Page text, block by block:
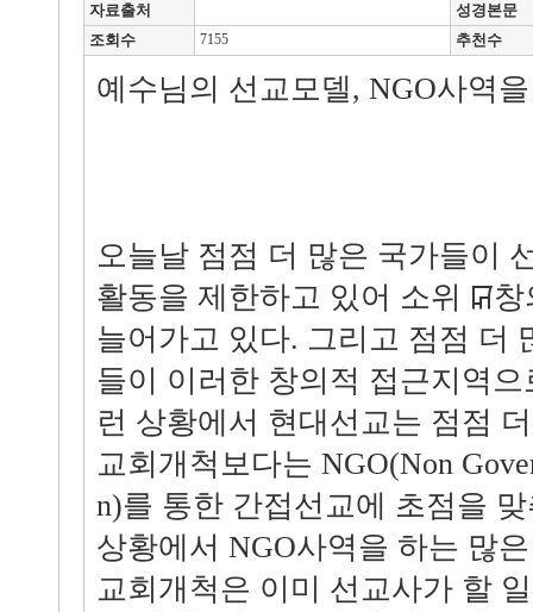
자료출처
성경본문
조회수
7155 추천수
예수님의 선교모델, NGO사역
오늘날 점점 더 많은 국가들이
활동을 제한하고 있어 소위 ꡒ
늘어가고 있다. 그리고 점점 더
들이 이러한 창의적 접근지역
런 상황에서 현대선교는 점점
교회개척보다는 NGO(Non
n)를 통한 간접선교에 초점을
상황에서 NGO사역을 하는 많
교회개척은 이미 선교사가 할